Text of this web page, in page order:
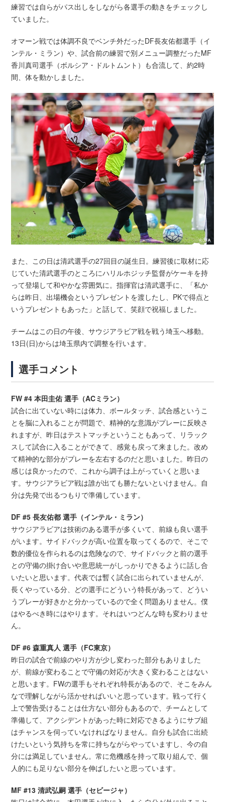
練習では自らがパス出しをしながら各選手の動きをチェックし
ていました。
オマーン戦では体調不良でベンチ外だったDF長友佑都選手（イ
ンテル・ミラン）や、試合前の練習で別メニュー調整だったMF
香川真司選手（ボルシア・ドルトムント）も合流して、約2時
間、体を動かしました。
また、この日は清武選手の27回目の誕生日。練習後に取材に応
じていた清武選手のところにハリルホジッチ監督がケーキを持
って登場して和やかな雰囲気に。指揮官は清武選手に、「私か
らは昨日、出場機会というプレゼントを渡したし、PKで得点と
いうプレゼントもあった」と話して、笑顔で祝福しました。
チームはこの日の午後、サウジアラビア戦を戦う埼玉へ移動。
13日(日)からは埼玉県内で調整を行います。
選手コメント
FW #4 本田圭佑 選手（ACミラン）
試合に出ていない時には体力、ボールタッチ、試合感というこ
とを脳に入れることが問題で、精神的な意識がプレーに反映さ
れますが、昨日はテストマッチということもあって、リラック
スして試合に入ることができて、感覚も戻って来ました。改め
て精神的な部分がプレーを左右するのだと思いました。昨日の
感じは良かったので、これから調子は上がっていくと思いま
す。サウジアラビア戦は誰が出ても勝たないといけません。自
分は先発で出るつもりで準備しています。
DF #5 長友佑都 選手（インテル・ミラン）
サウジアラビアは技術のある選手が多くいて、前線も良い選手
がいます。サイドバックが高い位置を取ってくるので、そこで
数的優位を作られるのは危険なので、サイドバックと前の選手
との守備の掛け合いや意思統一がしっかりできるように話し合
いたいと思います。代表では暫く試合に出られていませんが、
長くやっている分、どの選手にどういう特長があって、どうい
うプレーが好きかと分かっているので全く問題ありません。僕
はやるべき時にはやります。それはいつどんな時も変わりませ
ん。
DF #6 森重真人 選手（FC東京）
昨日の試合で前線のやり方が少し変わった部分もありました
が、前線が変わることで守備の対応が大きく変わることはない
と思います。FWの選手もそれぞれ特長があるので、そこをみん
なで理解しながら活かせればいいと思っています。戦って行く
上で警告受けることは仕方ない部分もあるので、チームとして
準備して、アクシデントがあった時に対応できるようにサブ組
はチャンスを伺っていなければなりません。自分も試合に出続
けたいという気持ちを常に持ちながらやっていますし、今の自
分には満足していません。常に危機感を持って取り組んで、個
人的にも足りない部分を伸ばしたいと思っています。
MF #13 清武弘嗣 選手（セビージャ）